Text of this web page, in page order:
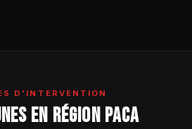
D'INTERVENTION
EN RÉGION PACA